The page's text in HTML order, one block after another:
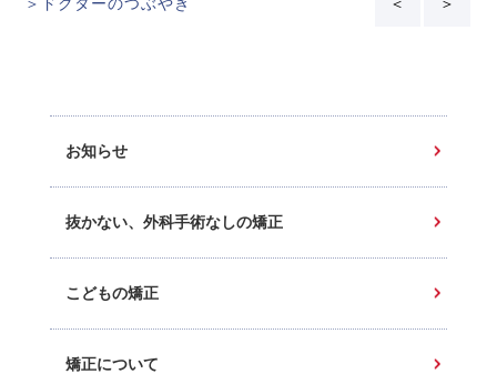
お知らせ
抜かない、外科手術なしの矯正
こどもの矯正
矯正について